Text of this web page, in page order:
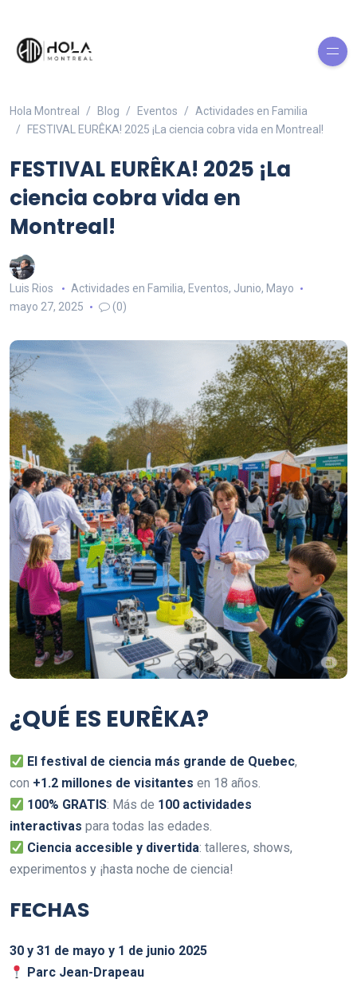
Hola Montreal Blog Eventos
Actividades en Familia
FESTIVAL EURÊKA! 2025 ¡La ciencia cobra vida en Montreal!
FESTIVAL EURÊKA! 2025 ¡La
ciencia cobra vida en
Montreal!
Luis Rios Actividades en Familia, Eventos, Junio, Mayo
mayo 27, 2025
(0)
¿QUÉ ES EURÊKA?
El festival de ciencia más grande de Quebec,
con +1.2 millones de visitantes en 18 años.
100% GRATIS: Más de 100 actividades
interactivas para todas las edades.
Ciencia accesible y divertida: talleres, shows,
experimentos y ¡hasta noche de ciencia!
FECHAS
30 y 31 de mayo y 1 de junio 2025
Parc Jean-Drapeau